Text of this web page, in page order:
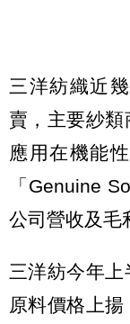
三洋紡織近
賣，主要紗
應用在機能
「Genuine
公司營收及毛
三洋紡今年
原料價格上揚